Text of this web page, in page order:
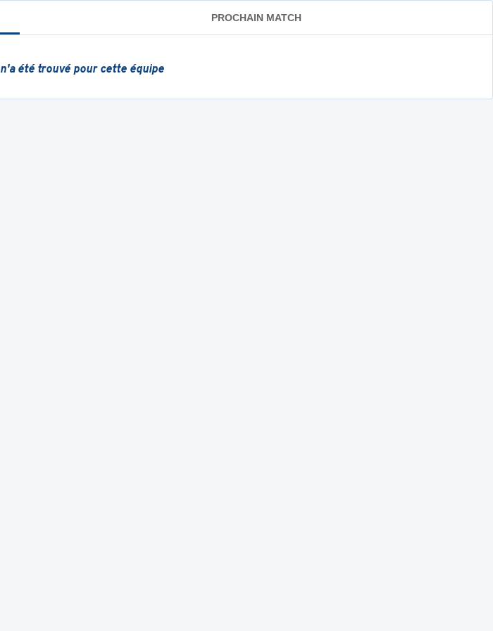
PROCHAIN MATCH
n'a été trouvé pour cette équipe